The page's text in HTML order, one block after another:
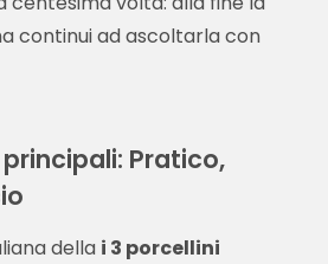
continui ad ascoltarla con
Pratico,
della i 3 porcellini